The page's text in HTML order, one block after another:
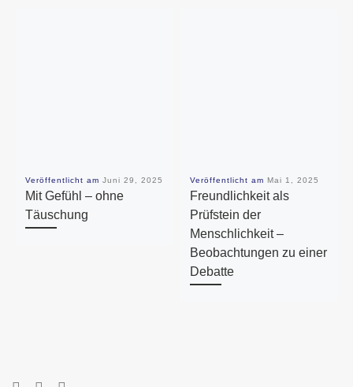
Veröffentlicht am Juni 29, 2025
Mit Gefühl – ohne
Täuschung
Veröffentlicht am Mai 1, 2025
Freundlichkeit als
Prüfstein der
Menschlichkeit –
Beobachtungen zu einer
Debatte